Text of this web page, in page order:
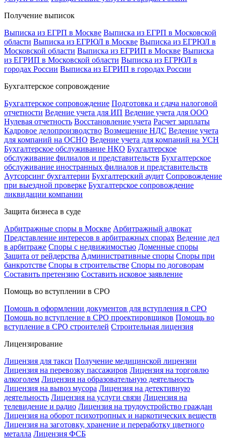
Получение выписок
Выписка из ЕГРП в Москве Выписка из ЕГРП в Московской
области Выписка из ЕГРЮЛ в Москве Выписка из ЕГРЮЛ в
Московской области Выписка из ЕГРИП в Москве Выписка
из ЕГРИП в Московской области Выписка из ЕГРЮЛ в
городах России Выписка из ЕГРИП в городах России
Бухгалтерское сопровождение
Бухгалтерское сопровождение Подготовка и сдача налоговой
отчетности Ведение учета для ИП Ведение учета для ООО
Нулевая отчетность Восстановление учета Расчет зарплаты
Кадровое делопроизводство Возмещение НДС Ведение учета
для компаний на ОСНО Ведение учета для компаний на УСН
Бухгалтерское обслуживание НКО Бухгалтерское
обслуживание филиалов и представительств Бухгалтерское
обслуживание иностранных филиалов и представительств
Аутсорсинг бухгалтерии Бухгалтерский аудит Сопровождение
при выездной проверке Бухгалтерское сопровождение
ликвидации компании
Защита бизнеса в суде
Арбитражные споры в Москве Арбитражный адвокат
Представление интересов в арбитражных спорах Ведение дел
в арбитраже Споры с недвижимостью Доменные споры
Защита от рейдерства Административные споры Споры при
банкротстве Споры в строительстве Споры по договорам
Составить претензию Составить исковое заявление
Помощь во вступлении в СРО
Помощь в оформлении документов для вступления в СРО
Помощь во вступление в СРО проектировщиков Помощь во
вступление в СРО строителей Строительная лицензия
Лицензирование
Лицензия для такси Получение медицинской лицензии
Лицензия на перевозку пассажиров Лицензия на торговлю
алкоголем Лицензия на образовательную деятельность
Лицензия на вывоз мусора Лицензия на детективную
деятельность Лицензия на услуги связи Лицензия на
телевидение и радио Лицензия на трудоустройство граждан
Лицензия на оборот психотропных и наркотических веществ
Лицензия на заготовку, хранение и переработку цветного
металла Лицензия ФСБ